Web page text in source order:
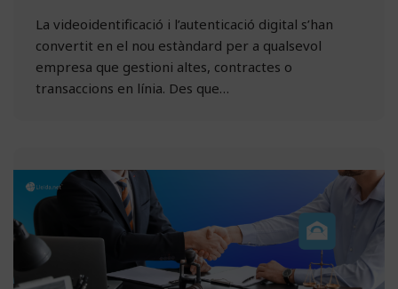
La videoidentificació i l’autenticació digital s’han
convertit en el nou estàndard per a qualsevol
empresa que gestioni altes, contractes o
transaccions en línia. Des que…